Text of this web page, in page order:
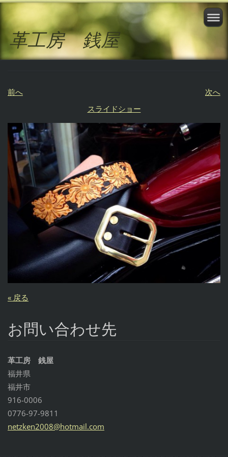
革工房 銭屋
前へ
次へ
スライドショー
« 戻る
お問い合わせ先
革工房 銭屋
福井県
福井市
916-0006
0776-97-9811
netzken2008@hotmail.com